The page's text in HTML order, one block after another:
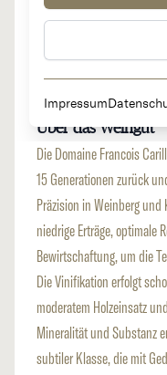
Impressum
Herkunftsland
Frankreich
Über das Weingut
Die Domaine Francois
15 Generationen zurück
Präzision in Weinberg
niedrige Erträge, optimale
Bewirtschaftung, um die
Die Vinifikation erfolgt
moderatem Holzeinsatz
Mineralität und Substanz
subtiler Klasse, die mit